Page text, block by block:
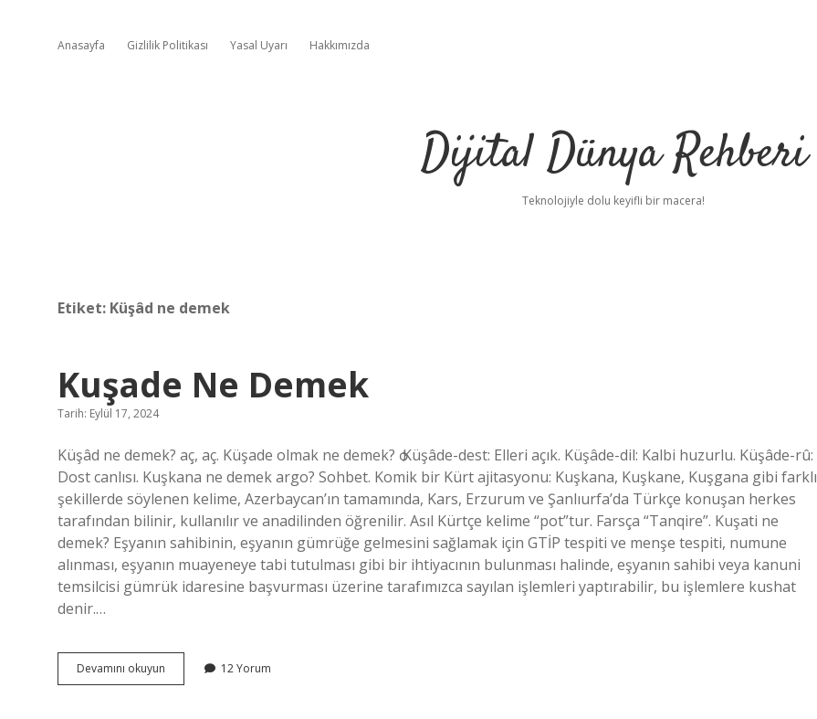
Anasayfa Gizlilik Politikası Yasal Uyarı Hakkımızda
Dijital Dünya Rehberi
Teknolojiyle dolu keyifli bir macera!
Etiket: Küşâd ne demek
Kuşade Ne Demek
Tarih: Eylül 17, 2024
Küşâd ne demek? aç, aç. Küşade olmak ne demek? ѻ Küşâde-dest: Elleri açık. Küşâde-dil: Kalbi huzurlu. Küşâde-rû:
Dost canlısı. Kuşkana ne demek argo? Sohbet. Komik bir Kürt ajitasyonu: Kuşkana, Kuşkane, Kuşgana gibi farklı
şekillerde söylenen kelime, Azerbaycan’ın tamamında, Kars, Erzurum ve Şanlıurfa’da Türkçe konuşan herkes
tarafından bilinir, kullanılır ve anadilinden öğrenilir. Asıl Kürtçe kelime “pot”tur. Farsça “Tanqire”. Kuşati ne
demek? Eşyanın sahibinin, eşyanın gümrüğe gelmesini sağlamak için GTİP tespiti ve menşe tespiti, numune
alınması, eşyanın muayeneye tabi tutulması gibi bir ihtiyacının bulunması halinde, eşyanın sahibi veya kanuni
temsilcisi gümrük idaresine başvurması üzerine tarafımızca sayılan işlemleri yaptırabilir, bu işlemlere kushat
denir.…
Devamını okuyun
Ne
12 Yorum